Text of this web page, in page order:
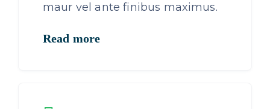
maur vel ante finibus maximus.
Read more